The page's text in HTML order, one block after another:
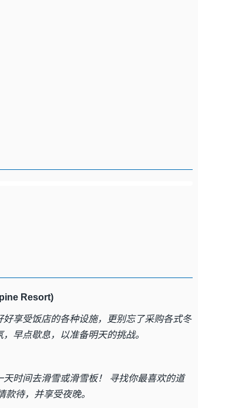
Resort)
享受饭店的各种设施，更别忘了采购各式冬
早点歇息，以准备明天的挑战。
时间去滑雪或滑雪板！ 寻找你最喜欢的道
待，并享受夜晚。